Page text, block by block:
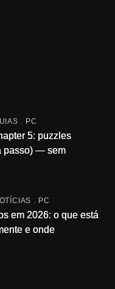
, PC
5: puzzles
passo) — sem
, PC
em 2026: o que está
e onde